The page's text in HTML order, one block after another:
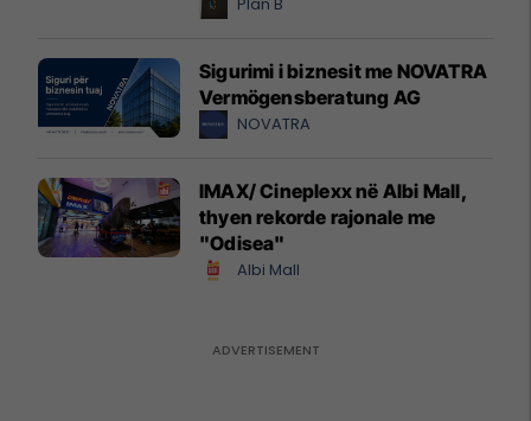
Sigurimi i biznesit me NOVATRA
Vermögensberatung AG
NOVATRA
IMAX/ Cineplexx në Albi Mall,
thyen rekorde rajonale me
"Odisea"
Albi Mall